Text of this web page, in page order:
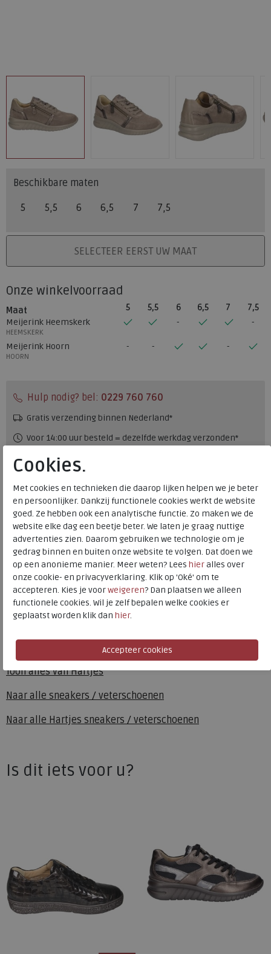
Toon alles vanHartjes
Naar alle sneakers / veterschoenen
Naar alle Hartjes sneakers / veterschoenen
Beschikbare maten
5 5,5 6 6,5 7 7,5
PLAATS IN WINKELMANDSELECTEER EERST UW MAAT
Onze winkelvoorraad
Maat 5 5,5 6 6,5 7
7,5
Meijerink Heemskerk
HEEMSKERK
Meijerink Hoorn
HOORN
Hulp nodig? bel: 0229 760 760
Gratis verzending binnen Nederland*
Voor 14:00 uur besteld = dezelfde werkdag verzonden*
Altijd retourneren, binnen 1 werkdag terugbetaald
Merk
Hartjes
Fabrikantcode
162.2401/31 09.75
Bestelcode
234.22.000015
Kleur
Muskat
Materiaal
Velour
Wijdtemaat
g+
Uitneembaar voetbed
ja
Is dit iets voor u?
Cookies.
Met cookies en technieken die daarop lijken helpen we je beter
en persoonlijker. Dankzij functionele cookies werkt de website
goed. Ze hebben ook een analytische functie. Zo maken we de
website elke dag een beetje beter. We laten je graag nuttige
advertenties zien. Daarom gebruiken we technologie om je
gedrag binnen en buiten onze website te volgen. Dat doen we
op een anonieme manier. Meer weten? Lees hieralles over
onze cookie- en privacyverklaring. Klik op 'Oké' om te
accepteren. Kies je voorweigeren? Dan plaatsen we alleen
functionele cookies. Wil je zelf bepalen welke cookies er
geplaatst worden klik dan hier.